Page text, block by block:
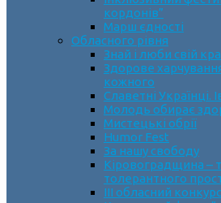
кордонів”
Марш єдності
Обласного рівня
Знай і люби свій
Здорове
кожного
Славетні
Молодь обирає
Мистецькі обрії
Humor Fest
За нашу свободу
Кіровоградщина –
толерантного
ІII обласний